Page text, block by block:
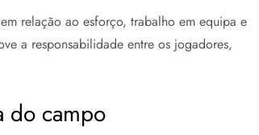
relação ao esforço, trabalho em equipa e
a responsabilidade entre os jogadores,
do campo